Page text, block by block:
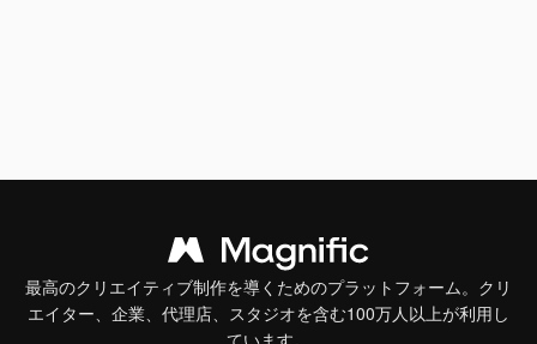
最高のクリエイティブ制作を導くためのプラットフォーム。クリ
エイター、企業、代理店、スタジオを含む100万人以上が利用し
ています。